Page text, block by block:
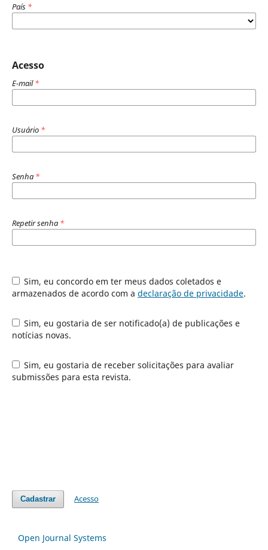
País *
Acesso
E-mail*
Usuário *
Senha *
Repetir senha *
Sim, eu concordo em ter meus dados coletados e
armazenados de acordo com a declaração de privacidade.
Sim, eu gostaria de ser notificado(a) de publicações e
notícias novas.
Sim, eu gostaria de receber solicitações para avaliar
submissões para esta revista.
Cadastrar Acesso
Open Journal Systems